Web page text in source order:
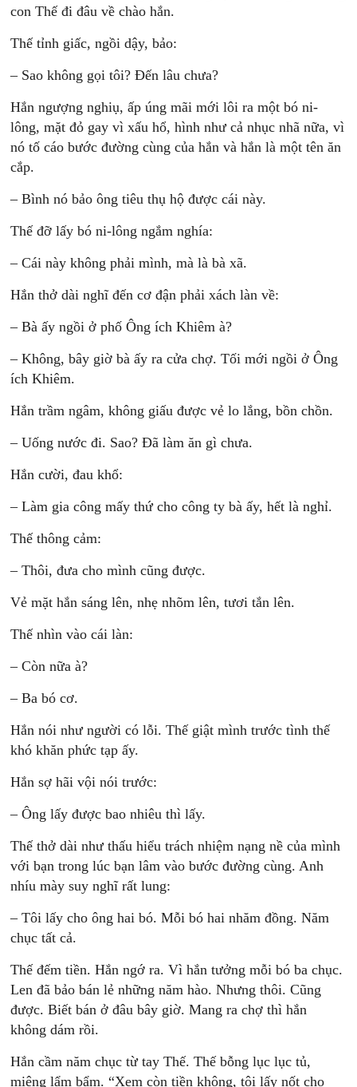
con Thế đi đâu về chào hắn.
Thế tỉnh giấc, ngồi dậy, bảo:
– Sao không gọi tôi? Đến lâu chưa?
Hắn ngượng nghiụ, ấp úng mãi mới lôi ra một bó ni-
lông, mặt đỏ gay vì xấu hổ, hình như cả nhục nhã nữa, vì
nó tố cáo bước đường cùng của hắn và hắn là một tên ăn
cắp.
– Bình nó bảo ông tiêu thụ hộ được cái này.
Thế đỡ lấy bó ni-lông ngắm nghía:
– Cái này không phải mình, mà là bà xã.
Hắn thở dài nghĩ đến cơ đận phải xách làn về:
– Bà ấy ngồi ở phố Ông ích Khiêm à?
– Không, bây giờ bà ấy ra cửa chợ. Tối mới ngồi ở Ông
ích Khiêm.
Hắn trầm ngâm, không giấu được vẻ lo lắng, bồn chồn.
– Uống nước đi. Sao? Đã làm ăn gì chưa.
Hắn cười, đau khổ:
– Làm gia công mấy thứ cho công ty bà ấy, hết là nghỉ.
Thế thông cảm:
– Thôi, đưa cho mình cũng được.
Vẻ mặt hắn sáng lên, nhẹ nhõm lên, tươi tắn lên.
Thế nhìn vào cái làn:
– Còn nữa à?
– Ba bó cơ.
Hắn nói như người có lỗi. Thế giật mình trước tình thế
khó khăn phức tạp ấy.
Hắn sợ hãi vội nói trước:
– Ông lấy được bao nhiêu thì lấy.
Thế thở dài như thấu hiểu trách nhiệm nạng nề của mình
với bạn trong lúc bạn lâm vào bước đường cùng. Anh
nhíu mày suy nghĩ rất lung:
– Tôi lấy cho ông hai bó. Mỗi bó hai nhăm đồng. Năm
chục tất cả.
Thế đếm tiền. Hắn ngớ ra. Vì hắn tưởng mỗi bó ba chục.
Len đã bảo bán lẻ những năm hào. Nhưng thôi. Cũng
được. Biết bán ở đâu bây giờ. Mang ra chợ thì hắn
không dám rồi.
Hắn cầm năm chục từ tay Thế. Thế bỗng lục lục tủ,
miệng lẩm bẩm. “Xem còn tiền không, tôi lấy nốt cho